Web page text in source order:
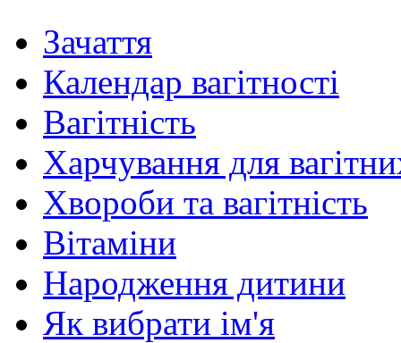
Зачаття
Календар вагітності
Вагітність
Харчування для
Хвороби та вагітність
Вітаміни
Народження дитини
Як вибрати ім'я